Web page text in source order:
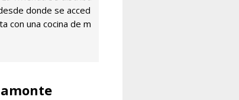
donde se acced
con una cocina de m